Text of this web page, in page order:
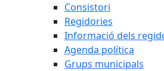
Consistori
Regidories
Informació dels
Agenda política
Grups municipals